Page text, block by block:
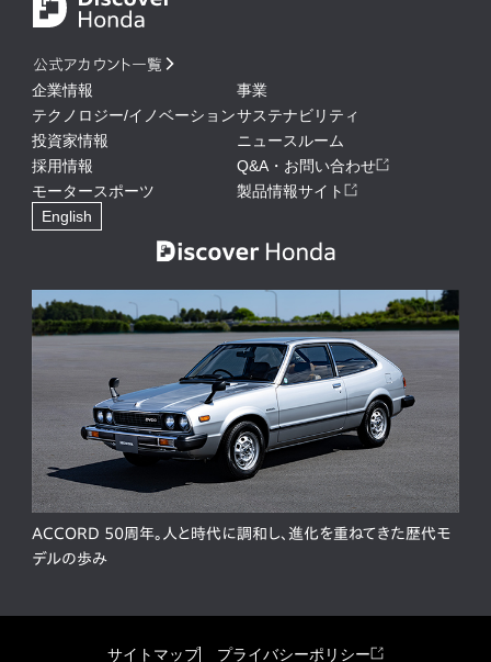
公式アカウント一覧
企業情報
事業
テクノロジー/イノベーションサステナビリティ
投資家情報
ニュースルーム
採用情報
Q&A・お問い合わせ
モータースポーツ
製品情報サイト
English
ACCORD 50周年。人と時代に調和し、進化を重ねてきた歴代モ
デルの歩み
サイトマップ プライバシーポリシー